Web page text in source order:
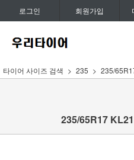
로그인 회원가입
타이어 사이즈 검색 235 235/
235/65R17